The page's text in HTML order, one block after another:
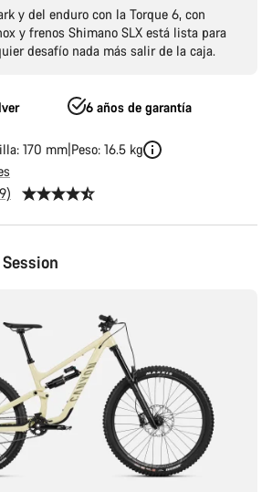
y del enduro con la Torque 6, con
y frenos Shimano SLX está lista para
desafío nada más salir de la caja.
6 años de garantía
170 mm Peso: 16.5 kg